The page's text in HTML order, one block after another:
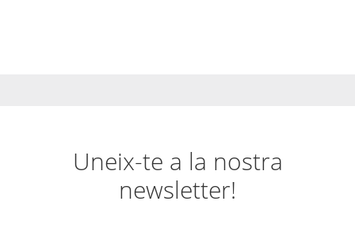
Uneix-te a la nostra
newsletter!